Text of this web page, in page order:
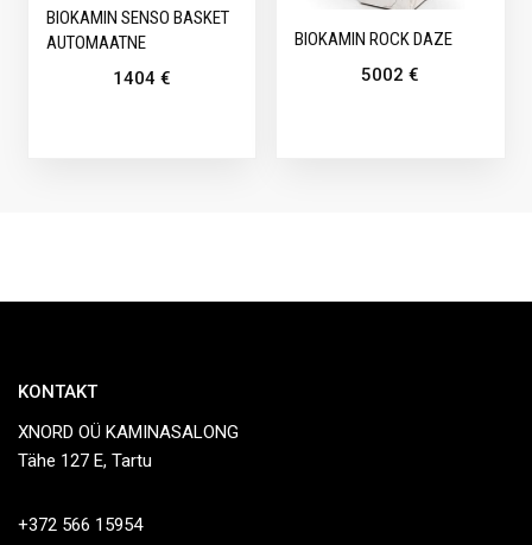
BIOKAMIN SENSO BASKET
AUTOMAATNE
1404 €
BIOKAMIN ROCK DAZE
5002€
KONTAKT
XNORD OÜ KAMINASALONG
Tähe 127 E, Tartu
+372 566 15954